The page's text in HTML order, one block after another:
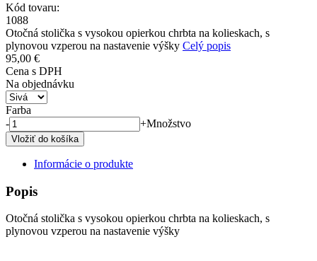
Kód tovaru:
1088
Otočná stolička s vysokou opierkou chrbta na kolieskach, s
plynovou vzperou na nastavenie výšky Celý popis
95,00 €
Cena s DPH
Na objednávku
Farba
-
+Množstvo
Informácie o produkte
Popis
Otočná stolička s vysokou opierkou chrbta na kolieskach, s
plynovou vzperou na nastavenie výšky